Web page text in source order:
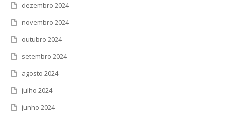
dezembro 2024
novembro 2024
outubro 2024
setembro 2024
agosto 2024
julho 2024
junho 2024